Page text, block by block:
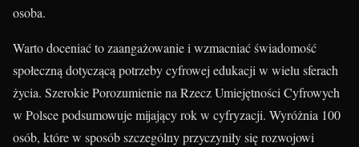
osoba.
Warto doceniać to zaangażowanie i wzmacniać świadomość
społeczną dotyczącą potrzeby cyfrowej edukacji w wielu sferach
życia. Szerokie Porozumienie na Rzecz Umiejętności Cyfrowych
w Polsce podsumowuje mijający rok w cyfryzacji. Wyróżnia 100
osób, które w sposób szczególny przyczyniły się rozwojowi